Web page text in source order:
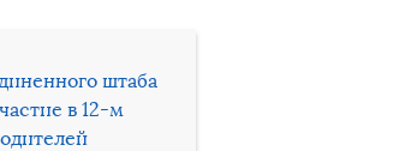
штаба
в 12-м